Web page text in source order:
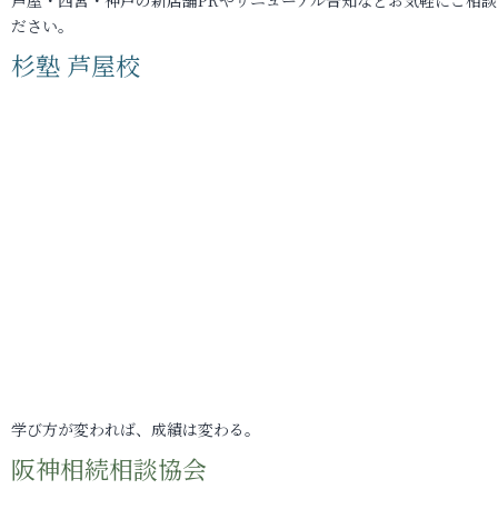
ださい。
杉塾 芦屋校
学び方が変われば、成績は変わる。
阪神相続相談協会